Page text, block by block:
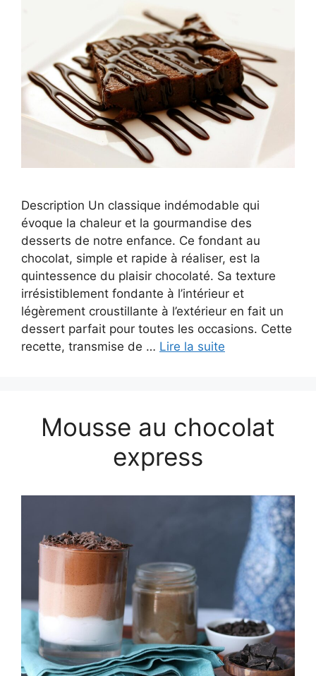
Description Un classique indémodable qui
évoque la chaleur et la gourmandise des
desserts de notre enfance. Ce fondant au
chocolat, simple et rapide à réaliser, est la
quintessence du plaisir chocolaté. Sa texture
irrésistiblement fondante à l’intérieur et
légèrement croustillante à l’extérieur en fait un
dessert parfait pour toutes les occasions. Cette
recette, transmise de … Lire la suite
Mousse au chocolat
express